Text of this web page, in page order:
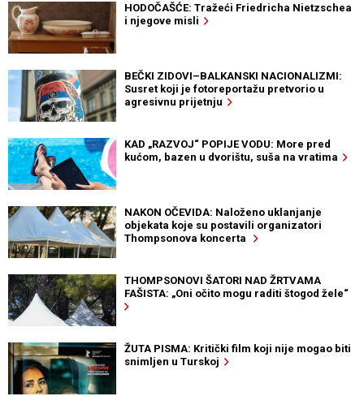
HODOČAŠĆE: Tražeći Friedricha Nietzschea
i njegove misli
BEČKI ZIDOVI–BALKANSKI NACIONALIZMI:
Susret koji je fotoreportažu pretvorio u
agresivnu prijetnju
KAD „RAZVOJ“ POPIJE VODU: More pred
kućom, bazen u dvorištu, suša na vratima
NAKON OČEVIDA: Naloženo uklanjanje
objekata koje su postavili organizatori
Thompsonova koncerta
THOMPSONOVI ŠATORI NAD ŽRTVAMA
FAŠISTA: „Oni očito mogu raditi štogod žele“
ŽUTA PISMA: Kritički film koji nije mogao biti
snimljen u Turskoj